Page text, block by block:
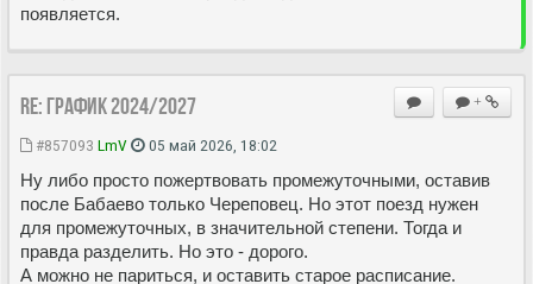
появляется.
+
Re: ГРАФИК 2024/2027
#857093 LmV 05 май 2026, 18:02
Ну либо просто пожертвовать промежуточными, оставив
после Бабаево только Череповец. Но этот поезд нужен
для промежуточных, в значительной степени. Тогда и
правда разделить. Но это - дорого.
А можно не париться, и оставить старое расписание.